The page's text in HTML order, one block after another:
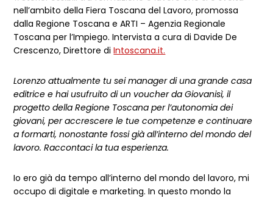
nell’ambito della Fiera Toscana del Lavoro, promossa
dalla Regione Toscana e ARTI – Agenzia Regionale
Toscana per l’Impiego. Intervista a cura di Davide De
Crescenzo, Direttore diIntoscana.it.
Lorenzo attualmente tu sei manager di una grande casa
editrice e hai usufruito di un voucher da Giovanisì, il
progetto della Regione Toscana per l’autonomia dei
giovani, per accrescere le tue competenze e continuare
a formarti, nonostante fossi già all’interno del mondo del
lavoro. Raccontaci la tua esperienza.
Io ero già da tempo all’interno del mondo del lavoro, mi
occupo di digitale e marketing. In questo mondo la